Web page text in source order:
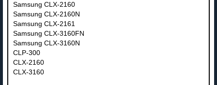
Samsung CLX-2160
Samsung CLX-2160N
Samsung CLX-2161
Samsung CLX-3160FN
Samsung CLX-3160N
CLP-300
CLX-2160
CLX-3160